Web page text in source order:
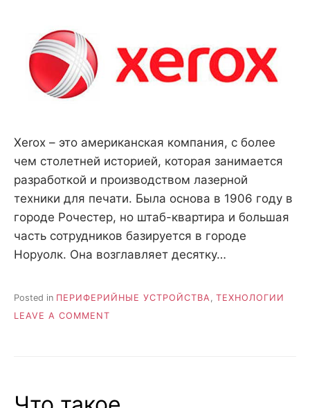
Xerox – это американская компания, с более
чем столетней историей, которая занимается
разработкой и производством лазерной
техники для печати. Была основа в 1906 году в
городе Рочестер, но штаб-квартира и большая
часть сотрудников базируется в городе
Норуолк. Она возглавляет десятку…
Posted in ПЕРИФЕРИЙНЫЕ УСТРОЙСТВА
ТЕХНОЛОГИИ
LEAVE A COMMENT